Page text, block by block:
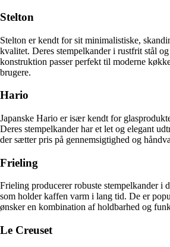
Stelton
Stelton er kendt for sit minimalistiske,
kvalitet. Deres stempelkander i rustfrit stål
konstruktion passer perfekt til moderne
brugere.
Hario
Japanske Hario er især kendt for
Deres stempelkander har et let og elegant
der sætter pris på gennemsigtighed og
Frieling
Frieling producerer robuste stempelkander i
som holder kaffen varm i lang tid. De er
ønsker en kombination af holdbarhed og
Le Creuset